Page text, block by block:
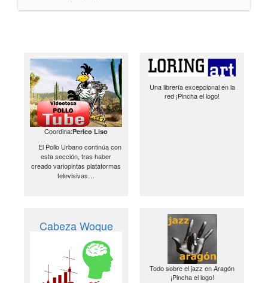
Coordina:Perico Liso
El Pollo Urbano continúa con
esta sección, tras haber
creado variopintas plataformas
televisivas…
Una librería excepcional en la
red ¡Pincha el logo!
Cabeza Woque
Todo sobre el jazz en Aragón
¡Pincha el logo!